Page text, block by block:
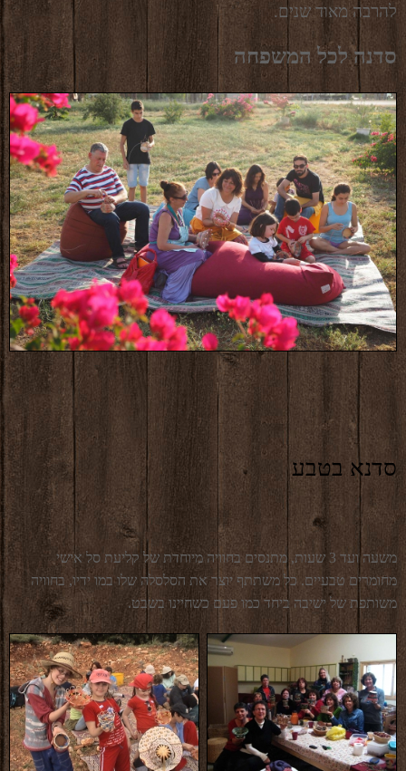
להרבה מאוד שנים.
סדנה לכל המשפחה
סדנא בטבע
משעה ועד 3 שעות, מתנסים בחוויה מיוחדת של קליעת סל אישי
מחומרים טבעיים. כל משתתף יוצר את הסלסלה שלו במו ידיו, בחוויה
משותפת של ישיבה ביחד כמו פעם כשחיינו בשבט.